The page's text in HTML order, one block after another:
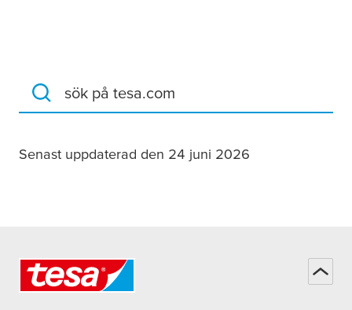
sök på tesa.com
Senast uppdaterad den 24 juni 2026